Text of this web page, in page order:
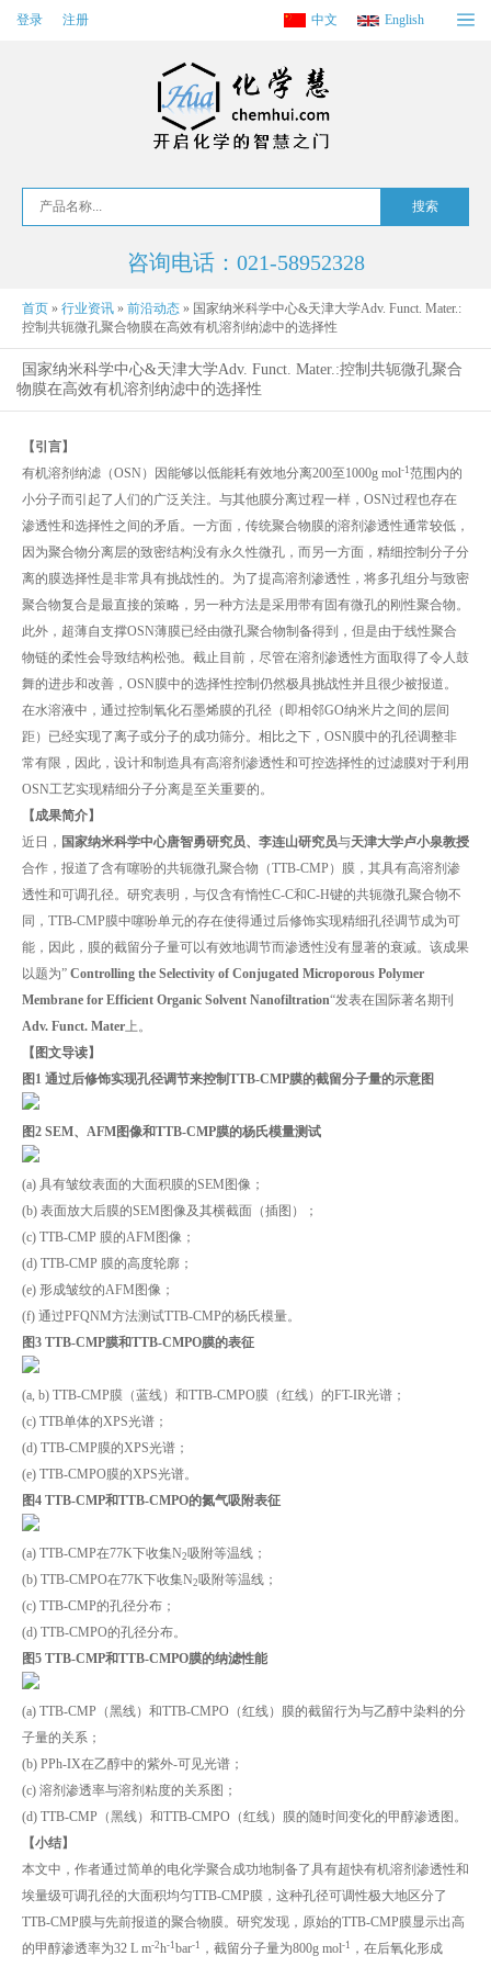
登录 注册 中文 English
咨询电话：021-58952328
首页 » 行业资讯 » 前沿动态 » 国家纳米科学中心&天津大学Adv. Funct. Mater.:
控制共轭微孔聚合物膜在高效有机溶剂纳滤中的选择性
国家纳米科学中心&天津大学Adv. Funct. Mater.:控制共轭微孔聚合
物膜在高效有机溶剂纳滤中的选择性
【引言】
有机溶剂纳滤（OSN）因能够以低能耗有效地分离200至1000g mol-1 范围内的
小分子而引起了人们的广泛关注。与其他膜分离过程一样，OSN过程也存在
渗透性和选择性之间的矛盾。一方面，传统聚合物膜的溶剂渗透性通常较低，
因为聚合物分离层的致密结构没有永久性微孔，而另一方面，精细控制分子分
离的膜选择性是非常具有挑战性的。为了提高溶剂渗透性，将多孔组分与致密
聚合物复合是最直接的策略，另一种方法是采用带有固有微孔的刚性聚合物。
此外，超薄自支撑OSN薄膜已经由微孔聚合物制备得到，但是由于线性聚合
物链的柔性会导致结构松弛。截止目前，尽管在溶剂渗透性方面取得了令人鼓
舞的进步和改善，OSN膜中的选择性控制仍然极具挑战性并且很少被报道。
在水溶液中，通过控制氧化石墨烯膜的孔径（即相邻GO纳米片之间的层间
距）已经实现了离子或分子的成功筛分。相比之下，OSN膜中的孔径调整非
常有限，因此，设计和制造具有高溶剂渗透性和可控选择性的过滤膜对于利用
OSN工艺实现精细分子分离是至关重要的。
【成果简介】
近日， 国家纳米科学中心唐智勇研究员、李连山研究员与天津大学卢小泉教授
合作，报道了含有噻吩的共轭微孔聚合物（TTB-CMP）膜，其具有高溶剂渗
透性和可调孔径。研究表明，与仅含有惰性C-C和C-H键的共轭微孔聚合物不
同，TTB-CMP膜中噻吩单元的存在使得通过后修饰实现精细孔径调节成为可
能，因此，膜的截留分子量可以有效地调节而渗透性没有显著的衰减。该成果
以题为” Controlling the Selectivity of Conjugated Microporous Polymer
Membrane for Efficient Organic Solvent Nanofiltration“发表在国际著名期刊
Adv. Funct. Mater上。
【图文导读】
图1 通过后修饰实现孔径调节来控制TTB-CMP膜的截留分子量的示意图
图2 SEM、AFM图像和TTB-CMP膜的杨氏模量测试
(a) 具有皱纹表面的大面积膜的SEM图像；
(b) 表面放大后膜的SEM图像及其横截面（插图）；
(c) TTB-CMP 膜的AFM图像；
(d) TTB-CMP 膜的高度轮廓；
(e) 形成皱纹的AFM图像；
(f) 通过PFQNM方法测试TTB-CMP的杨氏模量。
图3 TTB-CMP膜和TTB-CMPO膜的表征
(a, b) TTB-CMP膜（蓝线）和TTB-CMPO膜（红线）的FT-IR光谱；
(c) TTB单体的XPS光谱；
(d) TTB-CMP膜的XPS光谱；
(e) TTB-CMPO膜的XPS光谱。
图4 TTB-CMP和TTB-CMPO的氮气吸附表征
(a) TTB-CMP在77K下收集N2吸附等温线；
(b) TTB-CMPO在77K下收集N2吸附等温线；
(c) TTB-CMP的孔径分布；
(d) TTB-CMPO的孔径分布。
图5 TTB-CMP和TTB-CMPO膜的纳滤性能
(a) TTB-CMP（黑线）和TTB-CMPO（红线）膜的截留行为与乙醇中染料的分
子量的关系；
(b) PPh-IX在乙醇中的紫外-可见光谱；
(c) 溶剂渗透率与溶剂粘度的关系图；
(d) TTB-CMP（黑线）和TTB-CMPO（红线）膜的随时间变化的甲醇渗透图。
【小结】
本文中，作者通过简单的电化学聚合成功地制备了具有超快有机溶剂渗透性和
埃量级可调孔径的大面积均匀TTB-CMP膜，这种孔径可调性极大地区分了
TTB-CMP膜与先前报道的聚合物膜。研究发现，原始的TTB-CMP膜显示出高
的甲醇渗透率为32 L m-2h-1 bar-1 ，截留分子量为800g mol-1 ，在后氧化形成